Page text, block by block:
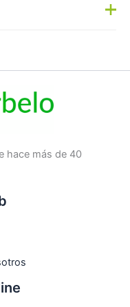
hace más de 40